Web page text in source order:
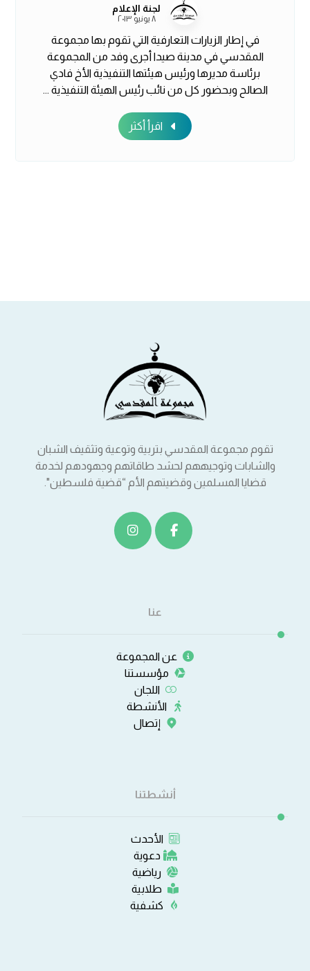
لجنة الإعلام
٨ يونيو ٢٠١٣
في إطار الزيارات التعارفية التي تقوم بها مجموعة
المقدسي في مدينة صيدا أجرى وفد من المجموعة
برئاسة مديرها ورئيس هيئتها التنفيذية الأخ فادي
الصالح وبحضور كل من نائب رئيس الهيئة التنفيذية ...
اقرأ أكثر
تقوم مجموعة المقدسي بتربية وتوعية وتثقيف الشبان
والشابات وتوجيههم لحشد طاقاتهم وجهودهم لخدمة
قضايا المسلمين وقضيتهم الأم “قضية فلسطين".
عنا
عن المجموعة
مؤسستنا
اللجان
الأنشطة
إتصال
أنشطتنا
الأحدث
دعوية
رياضية
طلابية
كشفية